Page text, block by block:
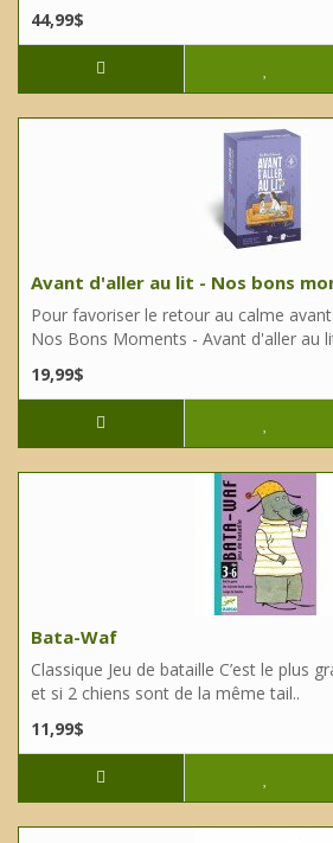
44,99$
Avant d'aller au lit - Nos bons
Pour favoriser le retour au calme
Nos Bons Moments - Avant d'aller au
19,99$
Bata-Waf
Classique Jeu de bataille C’est le plus
et si 2 chiens sont de la même tail..
11,99$